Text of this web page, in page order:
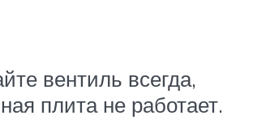
вентиль всегда,
плита не работает.